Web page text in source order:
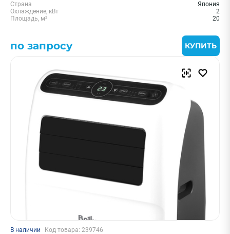
Страна
Япония
Охлаждение, кВт
2
Площадь, м²
20
по запросу КУПИТЬ
В наличии Код товара: 239746